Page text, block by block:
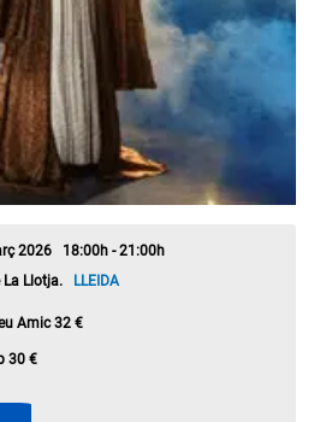
2026 18:00h - 21:00h
La Llotja. LLEIDA
Amic 32 €
30 €